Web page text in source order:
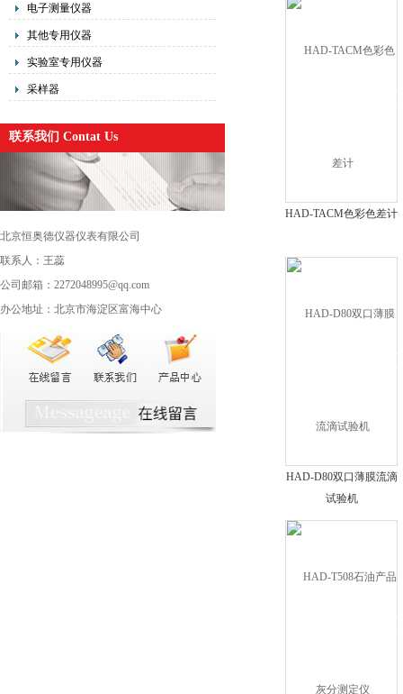
电子测量仪器
其他专用仪器
实验室专用仪器
采样器
联系我们 Contat Us
北京恒奥德仪器仪表有限公司
联系人：王蕊
公司邮箱：2272048995@qq.com
办公地址：北京市海淀区富海中心
HAD-TACM色彩色差计
HAD-D80双口薄膜流滴
试验机